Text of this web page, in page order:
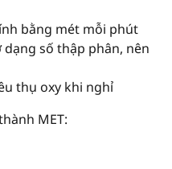
bằng mét mỗi phút
số thập phân, nên
thụ oxy khi nghỉ
MET: